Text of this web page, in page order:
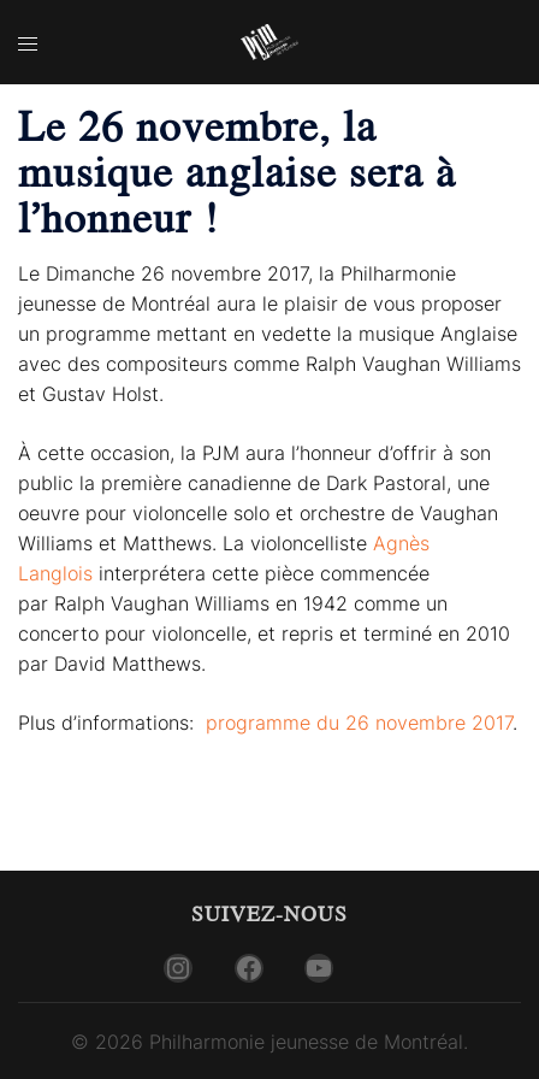
auToggle
Le 26 novembre, la
musique anglaise sera à
l’honneur !
Le Dimanche 26 novembre 2017, la Philharmonie
jeunesse de Montréal aura le plaisir de vous proposer
un programme mettant en vedette la musique Anglaise
avec des compositeurs comme Ralph Vaughan Williams
et Gustav Holst.
À cette occasion, la PJM aura l’honneur d’offrir à son
public la première canadienne de Dark Pastoral, une
oeuvre pour violoncelle solo et orchestre de Vaughan
Williams et Matthews. La violoncelliste Agnès
Langlois interprétera cette pièce commencée
par Ralph Vaughan Williams en 1942 comme un
concerto pour violoncelle, et repris et terminé en 2010
par David Matthews.
Plus d’informations: programme du 26 novembre 2017.
SUIVEZ-NOUS
Instagram Facebook YouTube
© 2026 Philharmonie jeunesse de Montréal.